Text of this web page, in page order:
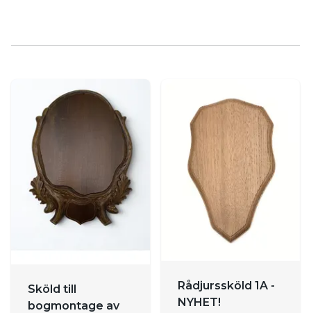
Sköld till
bogmontage av
Rådjurssköld 1A -
NYHET!